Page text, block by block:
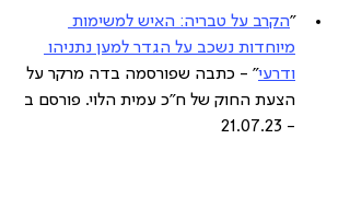
"הקרב על טבריה: האיש למשימות
מיוחדות נשכב על הגדר למען נתניהו
ודרעי" - כתבה שפורסמה בדה מרקר על
הצעת החוק של ח"כ עמית הלוי. פורסם ב
- 21.07.23